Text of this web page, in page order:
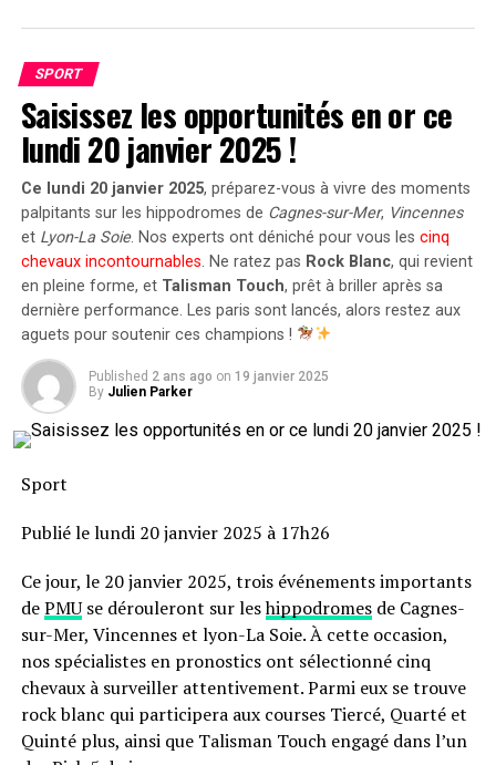
Avec ce nouveau système d’évaluation, Valuufy offre aux
entreprises et aux investisseurs une vision claire et
actionnable de la création de valeur qui dépasse
d’ESG. « À une époque où le ‘value washing’ – la
des risques financiers et réputationnels considérables,
d’une boussole fiable, » a déclaré Kyle Barnes, PDG de
Valuufy. « Les produits et services de Valuufy
fournissent ces capacités, offrant un niveau de
transparenceet d’analyse qui surpasse toutes les
solutions existantes. »
Dr. Philip Sugai, Directeur de la Recherche chez Valuufy
SPORT
Saisissez les opportunités en or ce
lundi 20 janvier 2025 !
Ce lundi 20 janvier 2025, préparez-vous à vivre des moments
palpitants sur les hippodromes de Cagnes-sur-Mer, Vincennes
et Lyon-La Soie. Nos experts ont déniché pour vous les cinq
chevaux incontournables. Ne ratez pas Rock Blanc, qui revient
en pleine forme, et Talisman Touch, prêt à briller après sa
dernière performance. Les paris sont lancés, alors restez aux
aguets pour soutenir ces champions !
Published 2 ans ago on 19 janvier 2025
By Julien Parker
Sport
Publié le lundi 20 janvier 2025 à 17h26
Ce jour, le 20 janvier 2025, trois événements importants
dePMUse dérouleront sur leshippodromesde Cagnes-
sur-Mer, Vincennes et lyon-La Soie. À cette occasion,
nos spécialistes en pronostics ont sélectionné cinq
chevaux à surveiller attentivement. Parmi eux se trouve
rock blanc qui participera aux courses Tiercé, Quarté et
Quinté plus, ainsi que Talisman Touch engagé dans l’un